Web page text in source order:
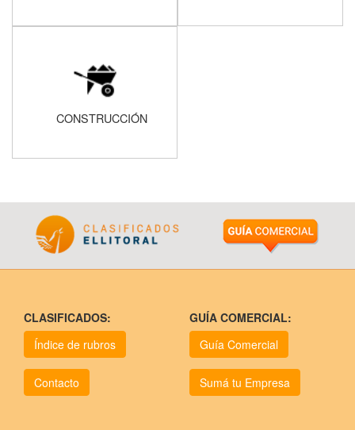
CONSTRUCCIÓN
CLASIFICADOS:
Índice de rubros
Contacto
GUÍA COMERCIAL:
Guía Comercial
Sumá tu Empresa